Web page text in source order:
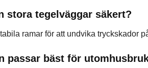
stora tegelväggar säkert?
ramar för att undvika tryckskador
passar bäst för